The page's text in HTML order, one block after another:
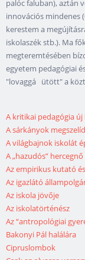
palóc faluban), aztán
innovációs mindenes
kerestem a
iskolaszék stb.). Ma
megteremtésében
egyetem pedagógiai
"lovaggá ütött" a
A kritikai pedagógia új
A sárkányok
A világbajnok iskolát
A „hazudós”
Az empirikus kutató
Az igazlátó
Az iskola jövője
Az iskolatörténész
Az “antropológiai
Bakonyi Pál halálára
Cipruslombok